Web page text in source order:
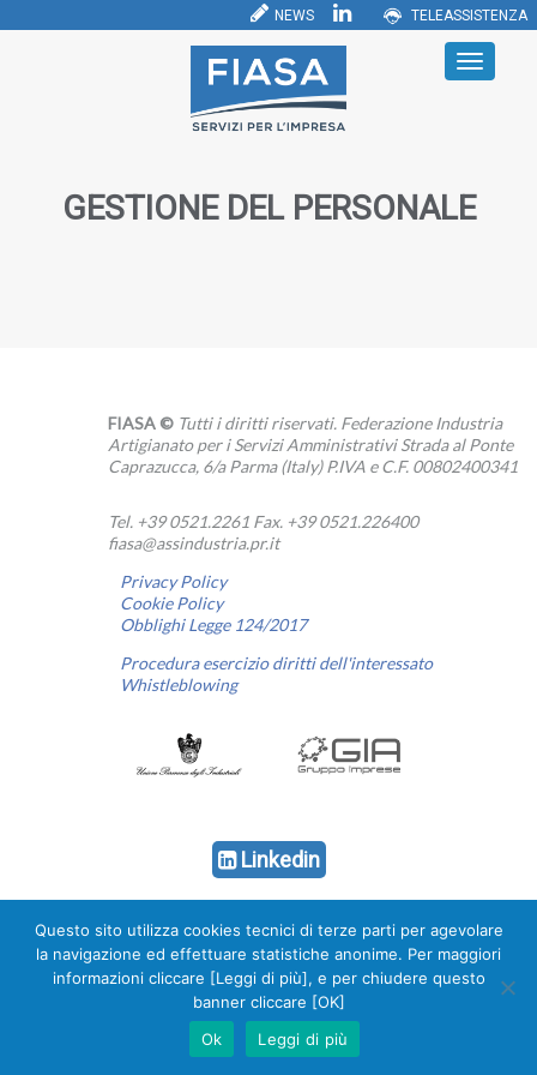
NEWS TELEASSISTENZA
GESTIONE DEL PERSONALE
FIASA ©Tutti i diritti riservati. Federazione Industria
Artigianato per i Servizi Amministrativi Strada al Ponte
Caprazucca, 6/a Parma (Italy) P.IVA e C.F. 00802400341
Tel. +39 0521.2261 Fax. +39 0521.226400
fiasa@assindustria.pr.it
Privacy Policy
Cookie Policy
Obblighi Legge 124/2017
Procedura esercizio diritti dell'interessato
Whistleblowing
Linkedin
Questo sito utilizza cookies tecnici di terze parti per agevolare
la navigazione ed effettuare statistiche anonime. Per maggiori
informazioni cliccare [Leggi di più], e per chiudere questo
banner cliccare [OK]
Ok
Leggi di più